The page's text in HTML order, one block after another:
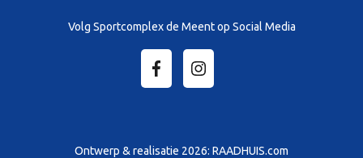
Volg Sportcomplex de Meent op Social Media
Ontwerp & realisatie 2026: RAADHUIS.com